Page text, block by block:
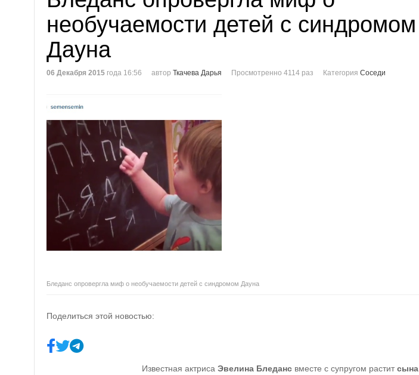
необучаемости детей с синдромом
Дауна
06 Декабря 2015 года 16:56 автор Ткачева Дарья Просмотренно 4114 раз Категория Соседи
Бледанс опровергла миф о необучаемости детей с синдромом Дауна
Поделиться этой новостью:
Известная актриса Эвелина Бледанс вместе с супругом раститсына